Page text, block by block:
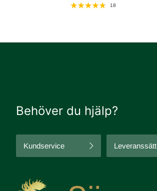
18
Behöver du hjälp?
Kundservice Leveranssätt